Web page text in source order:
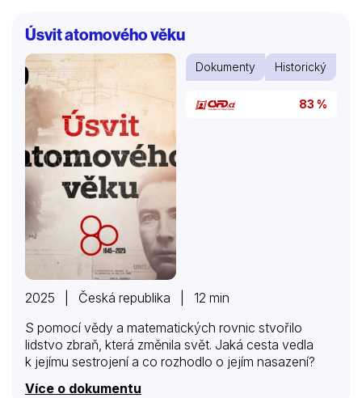
Úsvit atomového věku
Dokumenty Historický
83 %
2025 | Česká republika | 12 min
S pomocí vědy a matematických rovnic stvořilo
lidstvo zbraň, která změnila svět. Jaká cesta vedla
k jejímu sestrojení a co rozhodlo o jejím nasazení?
Více o dokumentu